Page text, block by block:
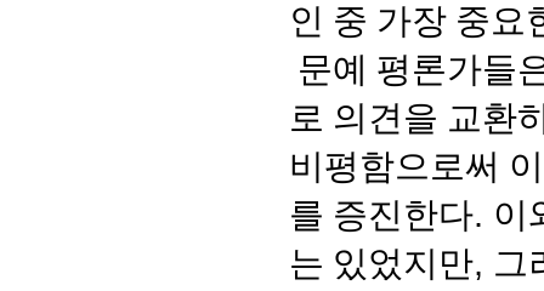
인 중 가장 중요
문예 평론가들
로 의견을 교환
비평함으로써
를 증진한다. 이
는 있었지만, 그